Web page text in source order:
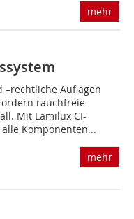
mehr
–rechtliche Auflagen
rauchfreie
Mit Lamilux CI-
alle Komponenten...
mehr